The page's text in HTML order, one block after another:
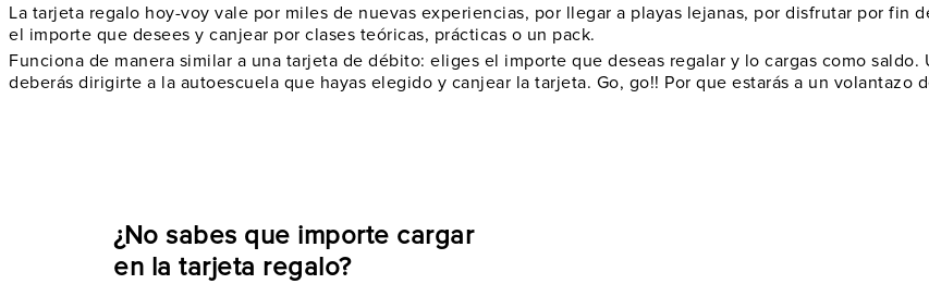
La tarjeta regalo hoy-voy vale por miles de nuevas experiencias, por llegar a playas lejanas, por disfrutar por fin
el importe que desees y canjear por clases teóricas, prácticas o un pack.
Funciona de manera similar a una tarjeta de débito: eliges el importe que deseas regalar y lo cargas como
deberás dirigirte a la autoescuela que hayas elegido y canjear la tarjeta. Go, go!! Por que estarás a un volantazo
¿No sabes que importe cargar
en la tarjeta regalo?